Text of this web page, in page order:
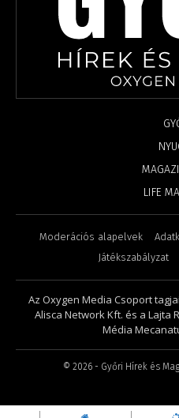
LIFE
Moderációs alapelvek
Játékszabályzat
Az Oxygen Media Csoport
Alisca Network Kft. és a Lajta
Média
© 2026 - Győri Hírek és